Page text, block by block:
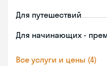
Для путешествий
Для начинающих -
Все услуги и цены (4)